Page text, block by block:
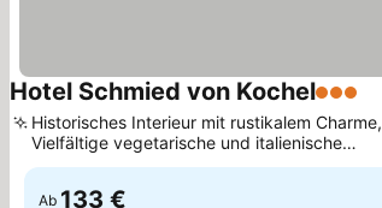
Hotel Schmied von Kochel3 Sterne
Historisches Interieur mit rustikalem Charme,
Vielfältige vegetarische und italienische
Optionen
Ab 133 €